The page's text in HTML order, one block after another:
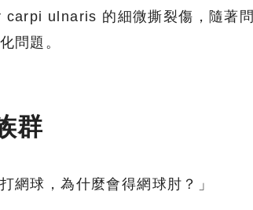
ulnaris 的細微撕裂傷，隨著
問題。
群
打網球，為什麼會得網球肘？」